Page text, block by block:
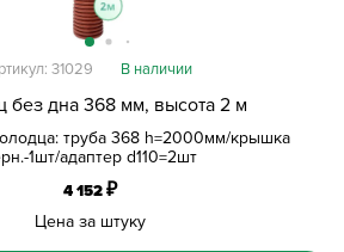
без дна 368 мм, высота 2 м
труба 368 h=2000мм/крышка
1шт/адаптер d110=2шт
31029 В наличии
4 152₽
Цена за штуку